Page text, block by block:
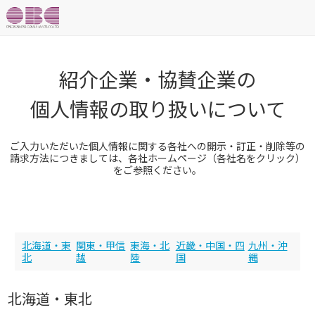
紹介企業・協賛企業の
個人情報の取り扱いについて
ご入力いただいた個人情報に関する各社への開示・訂正・削除等の
請求方法につきましては、各社ホームページ（各社名をクリック）
をご参照ください。
北海道・東
北
関東・甲信
越
東海・北
陸
近畿・中国・四
国
九州・沖
縄
北海道・東北